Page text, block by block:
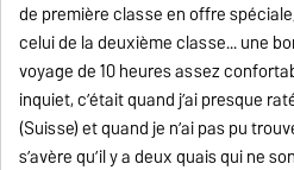
de première classe en offre
celui de la deuxième classe... une
voyage de 10 heures assez
inquiet, c’était quand j’ai presque
(Suisse) et quand je n’ai pas pu
s’avère qu’il y a deux quais qui ne